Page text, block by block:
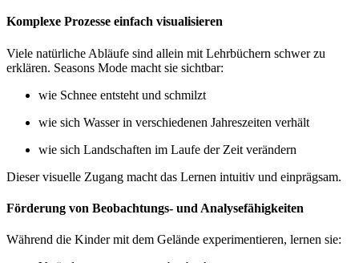
Komplexe Prozesse einfach visualisieren
Viele natürliche Abläufe sind allein mit Lehrbüchern schwer zu
erklären. Seasons Mode macht sie sichtbar:
wie Schnee entsteht und schmilzt
wie sich Wasser in verschiedenen Jahreszeiten verhält
wie sich Landschaften im Laufe der Zeit verändern
Dieser visuelle Zugang macht das Lernen intuitiv und einprägsam.
Förderung von Beobachtungs- und Analysefähigkeiten
Während die Kinder mit dem Gelände experimentieren, lernen sie: